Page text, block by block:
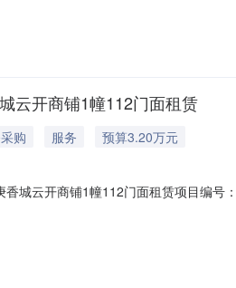
云开商铺1幢112门面租赁项目位置盐
云开商铺1幢112门面租赁
购 服务
预算3.20万元
香城云开商铺1幢112门面租赁项目编
云开商铺1幢112门面租赁项目位置盐